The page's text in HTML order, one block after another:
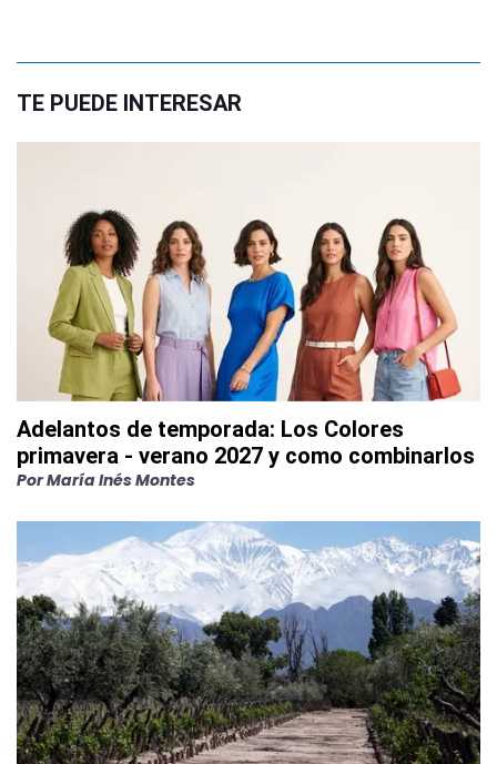
TE PUEDE INTERESAR
Adelantos de temporada: Los Colores
primavera - verano 2027 y como combinarlos
PorMaría Inés Montes